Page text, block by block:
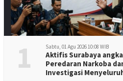
1 Sabtu, 01 Agu 2026 10:08 WIB
Aktifis Surabaya
Peredaran Narkoba
Investigasi